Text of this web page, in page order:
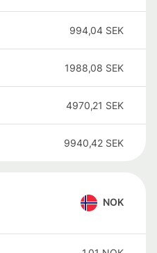
994,04 SEK
1988,08 SEK
4970,21 SEK
9940,42 SEK
NOK